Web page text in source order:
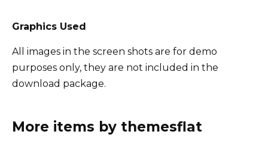
Graphics Used
All images in the screen shots are for demo
purposes only, they are not included in the
download package.
More items by themesflat